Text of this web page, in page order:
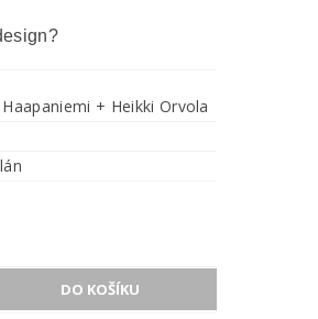
Haapaniemi + Heikki Orvola